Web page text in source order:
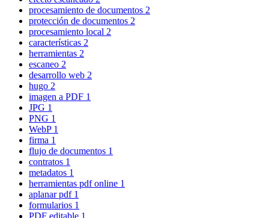
procesamiento de documentos 2
protección de documentos 2
procesamiento local 2
características 2
herramientas 2
escaneo 2
desarrollo web 2
hugo 2
imagen a PDF 1
JPG 1
PNG 1
WebP 1
firma 1
flujo de documentos 1
contratos 1
metadatos 1
herramientas pdf online 1
aplanar pdf 1
formularios 1
PDF editable 1